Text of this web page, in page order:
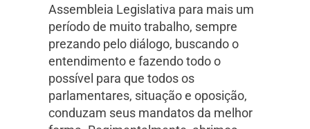
Assembleia Legislativa para mais um
período de muito trabalho, sempre
prezando pelo diálogo, buscando o
entendimento e fazendo todo o
possível para que todos os
parlamentares, situação e oposição,
conduzam seus mandatos da melhor